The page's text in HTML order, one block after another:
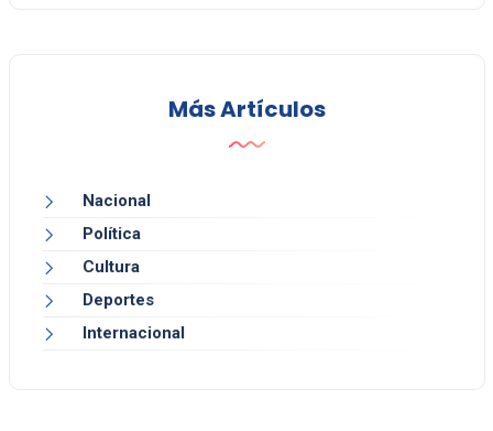
Más Artículos
Nacional
Política
Cultura
Deportes
Internacional